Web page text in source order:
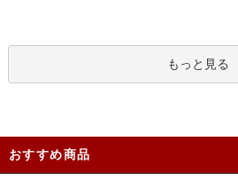
もっと見る
おすすめ商品